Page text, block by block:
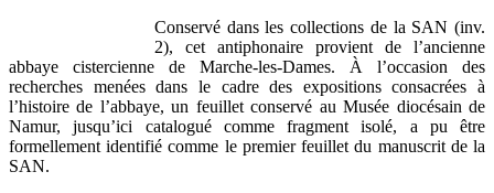
Conservé dans les collections de la SAN (inv.
2), cet antiphonaire provient de l’ancienne
abbaye cistercienne de Marche-les-Dames. À l’occasion des
recherches menées dans le cadre des expositions consacrées à
l’histoire de l’abbaye, un feuillet conservé au Musée diocésain de
Namur, jusqu’ici catalogué comme fragment isolé, a pu être
formellement identifié comme le premier feuillet du manuscrit de la
SAN.